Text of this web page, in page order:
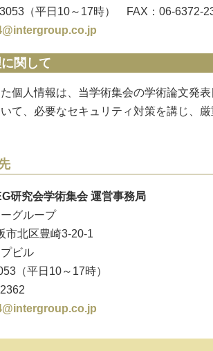
（平日10～17時） FAX：06-6372-
関して
個人情報は、当学術集会の学術論文発
て、必要なセキュリティ対策を講じ、厳
研究会学術集会 運営事務局
グループ
市北区豊崎3-20-1
ビル
（平日10～17時）